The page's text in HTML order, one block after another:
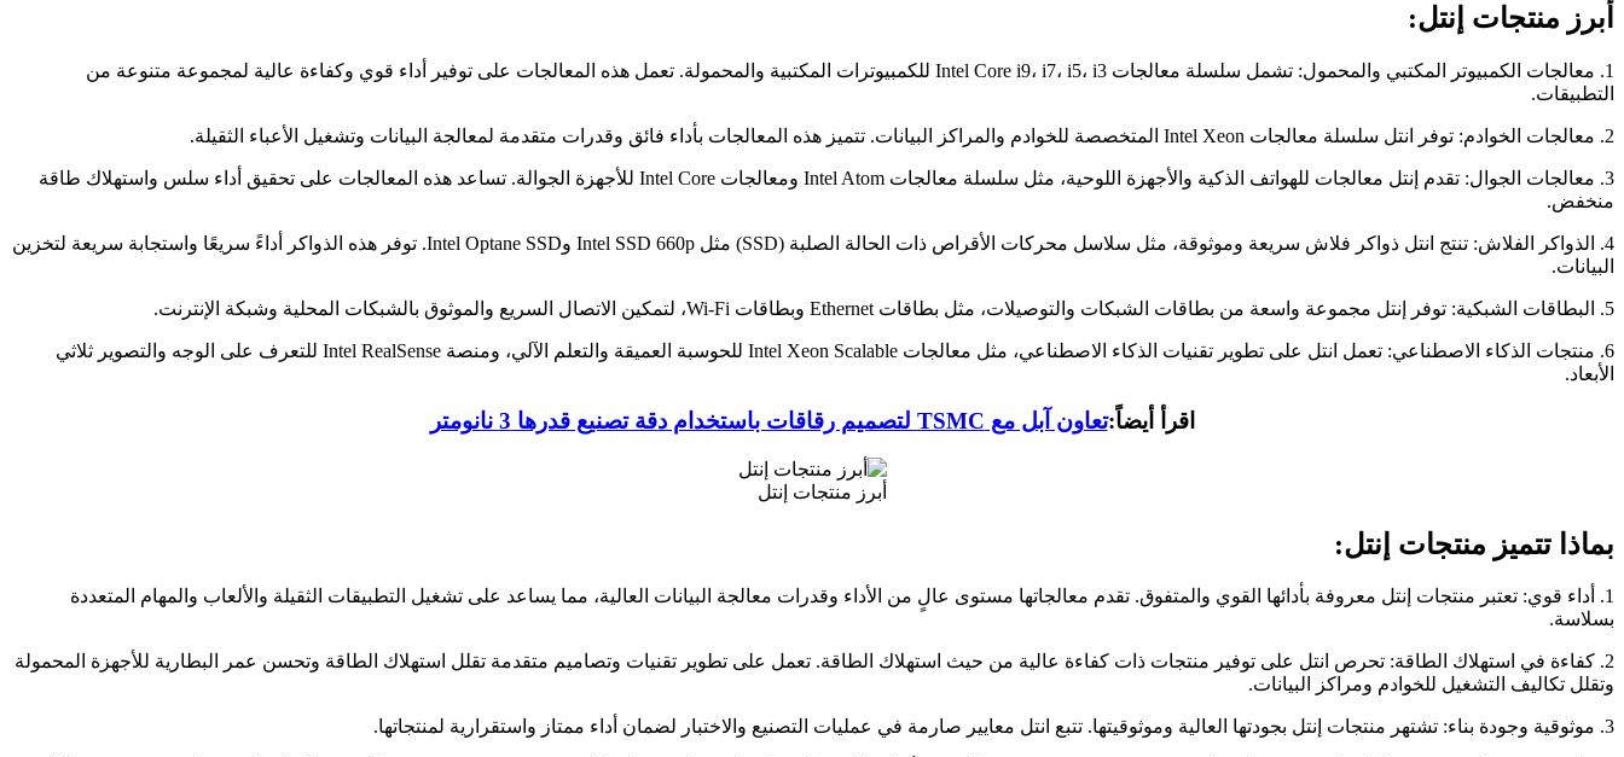
أبرز منتجات إنتل:
1. معالجات الكمبيوتر المكتبي والمحمول: تشمل سلسلة معالجات Intel Core i9، i7، i5، i3 للكمبيوترات المكتبية والمحمولة. تعمل هذه المعالجات على توفير أداء قوي وكفاءة عالية لمجموعة متنوعة من
التطبيقات.
2. معالجات الخوادم: توفر انتل سلسلة معالجات Intel Xeon المتخصصة للخوادم والمراكز البيانات. تتميز هذه المعالجات بأداء فائق وقدرات متقدمة لمعالجة البيانات وتشغيل الأعباء الثقيلة.
3. معالجات الجوال: تقدم إنتل معالجات للهواتف الذكية والأجهزة اللوحية، مثل سلسلة معالجات Intel Atom ومعالجات Intel Core للأجهزة الجوالة. تساعد هذه المعالجات على تحقيق أداء سلس واستهلاك طاقة
منخفض.
4. الذواكر الفلاش: تنتج انتل ذواكر فلاش سريعة وموثوقة، مثل سلاسل محركات الأقراص ذات الحالة الصلبة (SSD) مثل Intel SSD 660p وIntel Optane SSD. توفر هذه الذواكر أداءً سريعًا واستجابة سريعة لتخزين
البيانات.
5. البطاقات الشبكية: توفر إنتل مجموعة واسعة من بطاقات الشبكات والتوصيلات، مثل بطاقات Ethernet وبطاقات Wi-Fi، لتمكين الاتصال السريع والموثوق بالشبكات المحلية وشبكة الإنترنت.
6. منتجات الذكاء الاصطناعي: تعمل انتل على تطوير تقنيات الذكاء الاصطناعي، مثل معالجات Intel Xeon Scalable للحوسبة العميقة والتعلم الآلي، ومنصة Intel RealSense للتعرف على الوجه والتصوير ثلاثي
الأبعاد.
اقرأ أيضاً:تعاون آبل مع TSMC لتصميم رقاقات باستخدام دقة تصنيع قدرها 3 نانومتر
أبرز منتجات إنتل
بماذا تتميز منتجات إنتل:
1. أداء قوي: تعتبر منتجات إنتل معروفة بأدائها القوي والمتفوق. تقدم معالجاتها مستوى عالٍ من الأداء وقدرات معالجة البيانات العالية، مما يساعد على تشغيل التطبيقات الثقيلة والألعاب والمهام المتعددة
بسلاسة.
2. كفاءة في استهلاك الطاقة: تحرص انتل على توفير منتجات ذات كفاءة عالية من حيث استهلاك الطاقة. تعمل على تطوير تقنيات وتصاميم متقدمة تقلل استهلاك الطاقة وتحسن عمر البطارية للأجهزة المحمولة
وتقلل تكاليف التشغيل للخوادم ومراكز البيانات.
3. موثوقية وجودة بناء: تشتهر منتجات إنتل بجودتها العالية وموثوقيتها. تتبع انتل معايير صارمة في عمليات التصنيع والاختبار لضمان أداء ممتاز واستقرارية لمنتجاتها.